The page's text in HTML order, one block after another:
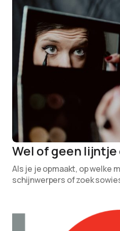
Wel of geen
Als je je opmaakt, op welke
schijnwerpers of zoek